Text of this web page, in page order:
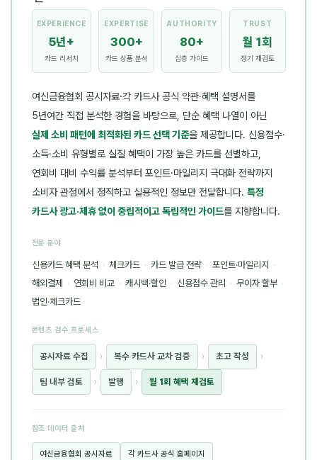
EXPERIENCE
5년+
카드 리서치
EXPERTISE
300+
카드 상품 분석
AUTHORITY
80+
심층 가이드
TRUST
월 1회
정기 재검토
여신금융협회 공시자료·각 카드사 공식 약관·혜택 설명서를
5년여간 직접 분석한 경험을 바탕으로, 단순 혜택 나열이 아닌
실제 소비 패턴에 최적화된 카드 선택 기준을 제공합니다. 신용점수·
소득·소비 유형별로 실질 혜택이 가장 높은 카드를 선별하고,
연회비 대비 수익률 분석부터 포인트·마일리지 극대화 전략까지
소비자 관점에서 정직하고 실용적인 정보만 전달합니다. 특정
카드사 광고·제휴 없이 중립적이고 독립적인 가이드를 지향합니다.
전문 분야
신용카드 혜택 분석 · 체크카드 · 카드 발급 전략 · 포인트·마일리지 ·
해외결제 · 연회비 비교 · 캐시백·할인 · 신용점수 관리 · 무이자 할부 ·
법인·체크카드
콘텐츠 검수 프로세스
공시자료 수집 › 복수 카드사 교차 검증 › 초고 작성 ›
팀 내부 검토 › 발행 › 월 1회 혜택 재검토
참조 데이터 출처
여신금융협회 공시자료 각 카드사 공식 홈페이지